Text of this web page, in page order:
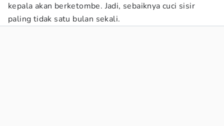
kepala akan berketombe. Jadi, sebaiknya cuci sisir
paling tidak satu bulan sekali.